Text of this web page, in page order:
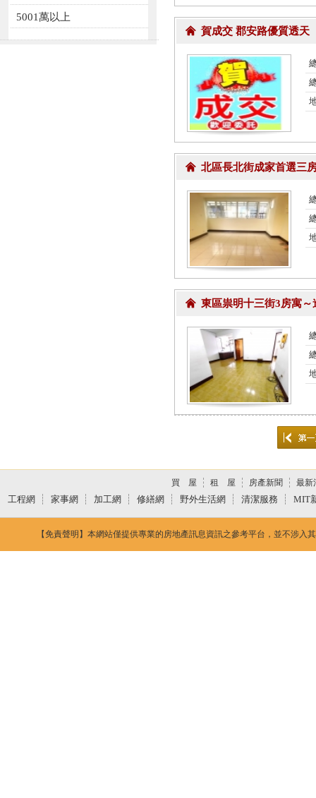
5001萬以上
賀成交 郡安路優質透天
北區長北街成家首選三
東區祟明十三街3房寓～
買 屋 租 屋 房產新聞 最新
工程網 家事網 加工網 修繕網 野外生活網 清潔服務 MIT
【免責聲明】本網站僅提供專業的房地產訊息資訊之參考平台，並不涉